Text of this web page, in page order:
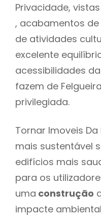
Privacidade,
, acabamentos
de atividades
excelente
acessibilidades
fazem de
privilegiada.
Tornar Imoveis
mais sustentável
edifícios mais
para os
uma construção
impacte